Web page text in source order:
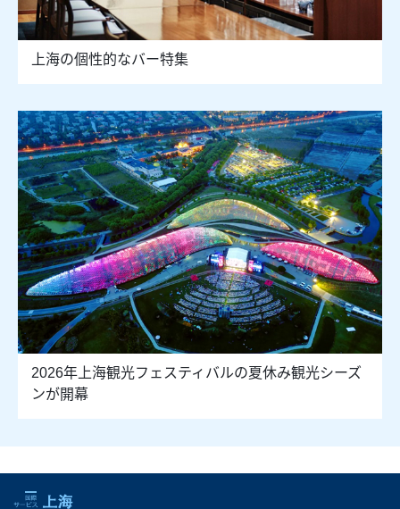
上海の個性的なバー特集
2026年上海観光フェスティバルの夏休み観光シーズ
ンが開幕